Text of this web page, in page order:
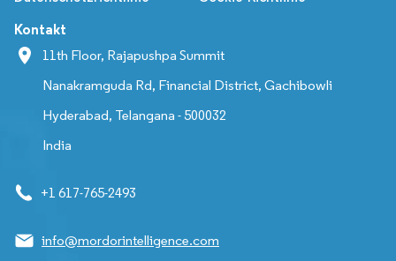
Kontakt
11th Floor, Rajapushpa Summit
Nanakramguda Rd, Financial District, Gachibowli
Hyderabad, Telangana - 500032
India
+1 617-765-2493
info@mordorintelligence.com